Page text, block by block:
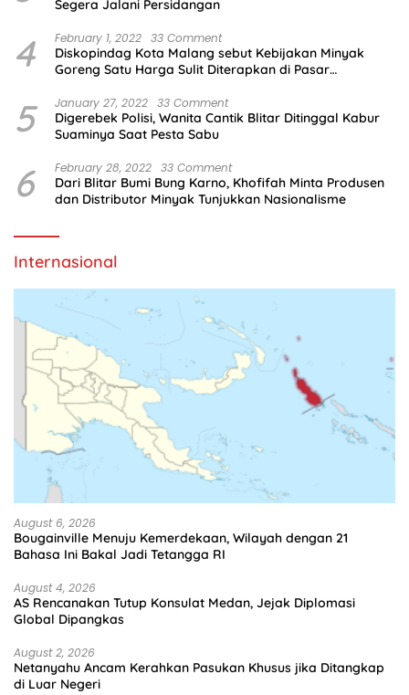
Segera Jalani Persidangan
4 February 1, 2022 33 Comment
Diskopindag Kota Malang sebut Kebijakan Minyak
Goreng Satu Harga Sulit Diterapkan di Pasar
5 January 27, 2022 33 Comment
Digerebek Polisi, Wanita Cantik Blitar Ditinggal Kabur
Suaminya Saat Pesta Sabu
6 February 28, 2022 33 Comment
Dari Blitar Bumi Bung Karno, Khofifah Minta Produsen
dan Distributor Minyak Tunjukkan Nasionalisme
Internasional
August 6, 2026
Bougainville Menuju Kemerdekaan, Wilayah dengan 21
Bahasa Ini Bakal Jadi Tetangga RI
August 4, 2026
AS Rencanakan Tutup Konsulat Medan, Jejak Diplomasi
Global Dipangkas
August 2, 2026
Netanyahu Ancam Kerahkan Pasukan Khusus jika Ditangkap
di Luar Negeri